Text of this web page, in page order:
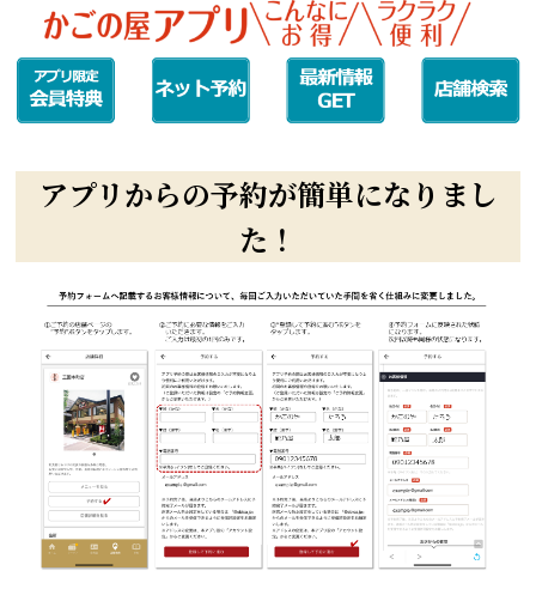
アプリからの予約が簡単になりまし
た！